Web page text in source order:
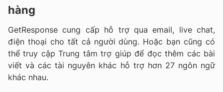
hàng
GetResponse cung cấp hỗ trợ qua email, live chat,
điện thoại cho tất cả người dùng. Hoặc bạn cũng có
thể truy cập Trung tâm trợ giúp để đọc thêm các bài
viết và các tài nguyên khác hỗ trợ hơn 27 ngôn ngữ
khác nhau.